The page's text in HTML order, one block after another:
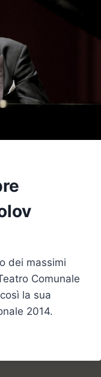
dei massimi
Comunale
la sua
2014.